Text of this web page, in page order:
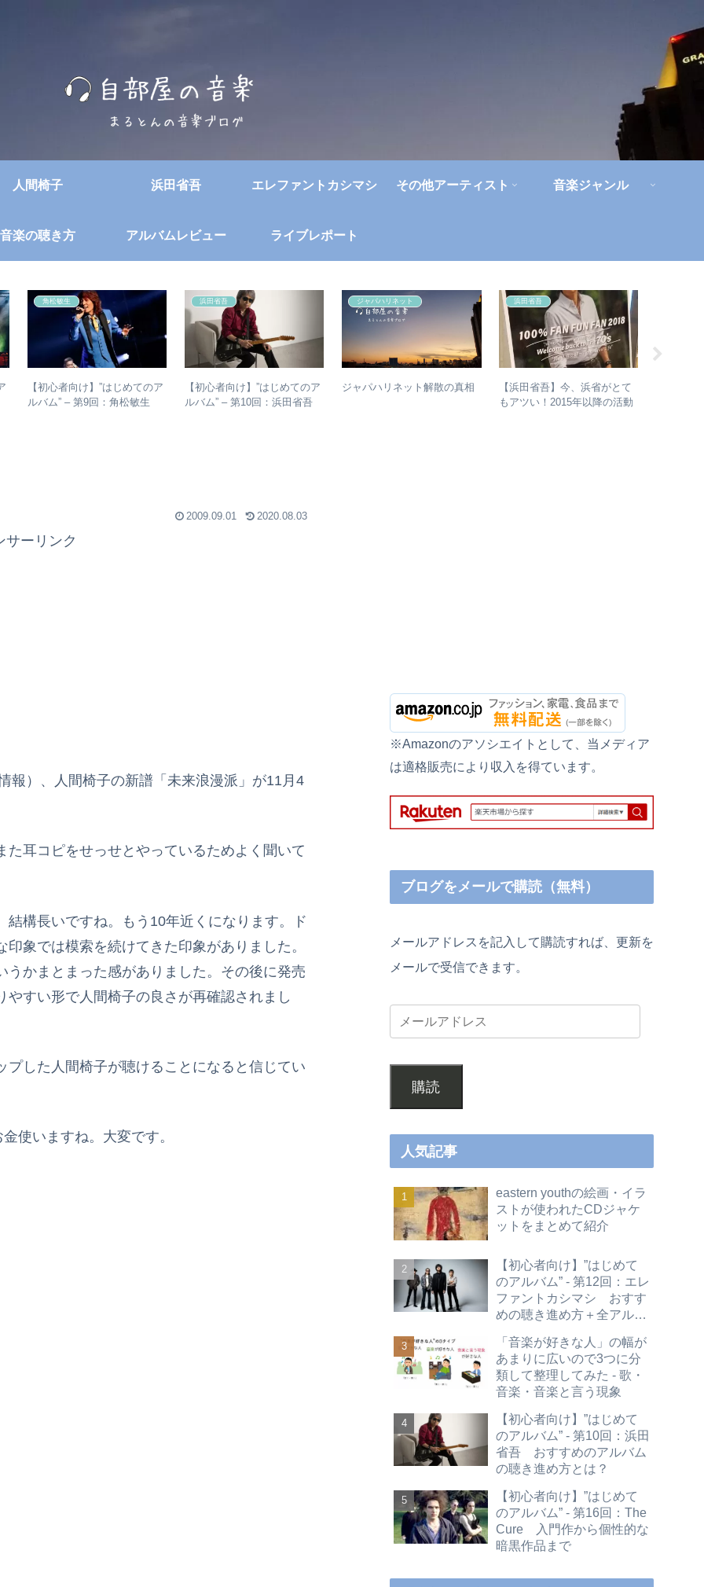
人間椅子 浜田省吾 エレファントカシマシ その他アーティスト 音楽ジャンル
音楽の聴き方 アルバムレビュー ライブレポート
角松敏生
【初心者向け】”はじめてのア
ルバム” – 第9回：角松敏生
浜田省吾
【初心者向け】”はじめてのア
ルバム” – 第10回：浜田省吾
ジャパハリネット
ジャパハリネット解散の真相
浜田省吾
【浜田省吾】今、浜省がとて
もアツい！2015年以降の活動
2009.09.01 2020.08.03
サーリンク
報）、人間椅子の新譜「未来浪漫派」が11月4
耳コピをせっせとやっているためよく聞いて
構長いですね。もう10年近くになります。ド
象では模索を続けてきた印象がありました。
かまとまった感がありました。その後に発売
すい形で人間椅子の良さが再確認されまし
した人間椅子が聴けることになると信じてい
使いますね。大変です。
※Amazonのアソシエイトとして、当メディア
は適格販売により収入を得ています。
ブログをメールで購読（無料）
メールアドレスを記入して購読すれば、更新を
メールで受信できます。
購読
人気記事
eastern youthの絵画・イラ
ストが使われたCDジャケ
ットをまとめて紹介
【初心者向け】”はじめて
のアルバム” - 第12回：エレ
ファントカシマシ おすす
めの聴き進め方＋全アルバ
「音楽が好きな人」の幅が
あまりに広いので3つに分
類して整理してみた - 歌・
音楽・音楽と言う現象
【初心者向け】”はじめて
のアルバム” - 第10回：浜田
省吾 おすすめのアルバム
の聴き進め方とは？
【初心者向け】”はじめて
のアルバム” - 第16回：The
Cure 入門作から個性的な
暗黒作品まで